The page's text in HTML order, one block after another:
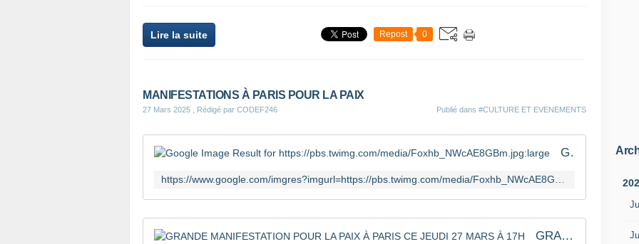
Lire la suite Repost 0
MANIFESTATIONS À PARIS POUR LA PAIX
27 Mars 2025 , Rédigé par CODEF246 Publié dans #CULTURE ET EVENEMENTS
Google Image Result for https://pbs.twimg.com/media/Foxhb_NWcAE8GBm.jpg:large
GRANDE MANIFESTATION POUR LA PAIX À PARIS CE JEUDI 27 MARS À 17H